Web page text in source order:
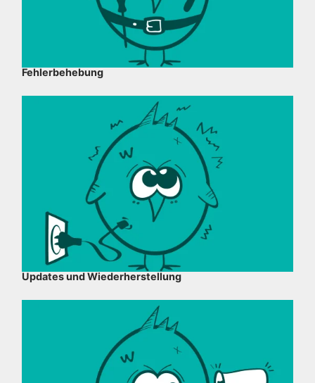
Fehlerbehebung
Updates und Wiederherstellung